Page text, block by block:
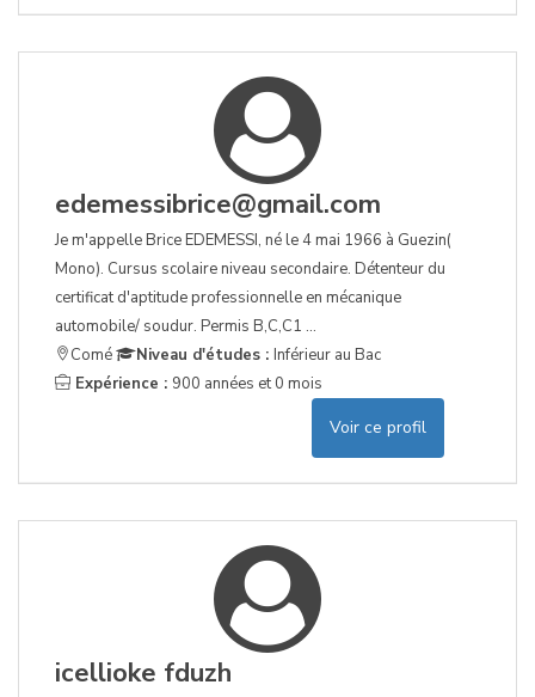
edemessibrice@gmail.com
Je m'appelle Brice EDEMESSI, né le 4 mai 1966 à Guezin(
Mono). Cursus scolaire niveau secondaire. Détenteur du
certificat d'aptitude professionnelle en mécanique
automobile/ soudur. Permis B,C,C1 ...
Comé
Niveau d'études : Inférieur au Bac
Expérience : 900 années et 0 mois
Voir ce profil
icellioke fduzh